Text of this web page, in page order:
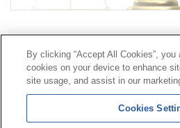
Línea Universal 900 203 203|
Prestaciones Especiales|
Sanitario
By clicking “Accept All Cookies”,
cookies on your device to enhance
site usage, and assist in our
Cookies